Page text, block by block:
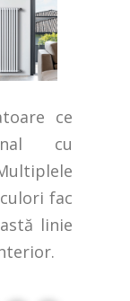
ce
cu
fac
linie